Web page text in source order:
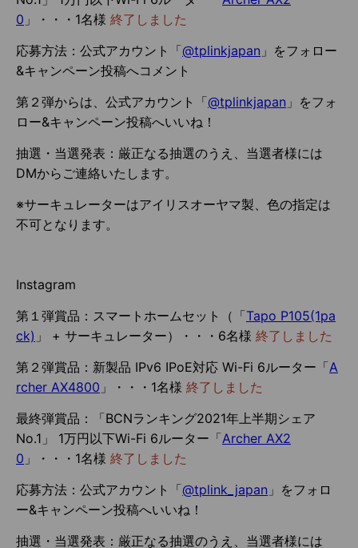
0 」・・・1名様 終了しました
応募方法：公式アカウント「@tplinkjapan 」をフォロー
&キャンペーン投稿へコメント
第２弾からは、公式アカウント「@tplinkjapan 」をフォ
ロー&キャンペーン投稿へいいね！
抽選・当選発表：厳正なる抽選のうえ、当選者様には
DMからご連絡いたします。
※サーキュレーターはアイリスオーヤマ製、色の指定は
不可となります。
Instagram
第１弾賞品：スマートホームセット（「Tapo P105(1pa
ck) 」 + サーキュレーター）・・・6名様 終了しました
第２弾賞品：新製品 IPv6 IPoE対応 Wi-Fi 6ルーター「A
rcher AX4800 」・・・1名様 終了しました
最終弾賞品：「BCNランキング2021年上半期シェア
No.1」 1万円以下Wi-Fi 6ルーター「Archer AX2
0 」・・・1名様 終了しました
応募方法：公式アカウント「@tplink_japan 」をフォロ
ー&キャンペーン投稿へいいね！
抽選・当選発表：厳正なる抽選のうえ、当選者様には